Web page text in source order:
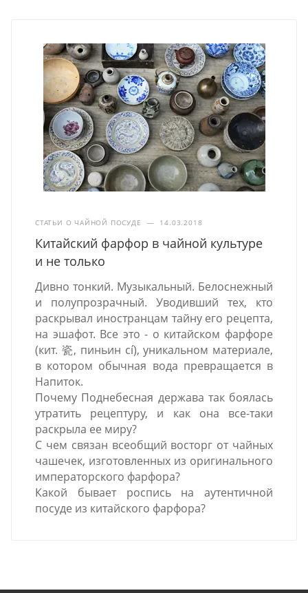
СТАТЬИ О ЧАЙНОЙ ПОСУДЕ — 14.03.2018
Китайский фарфор в чайной культуре
и не только
Дивно тонкий. Музыкальный. Белоснежный
и полупрозрачный. Уводивший тех, кто
раскрывал иностранцам тайну его рецепта,
на эшафот. Все это - о китайском фарфоре
(кит. 瓷, пиньин cí), уникальном материале,
в котором обычная вода превращается в
Напиток.
Почему Поднебесная держава так боялась
утратить рецептуру, и как она все-таки
раскрыла ее миру?
С чем связан всеобщий восторг от чайных
чашечек, изготовленных из оригинального
императорского фарфора?
Какой бывает роспись на аутентичной
посуде из китайского фарфора?